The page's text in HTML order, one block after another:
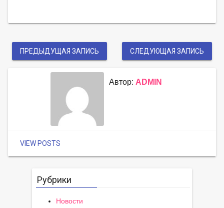
ПРЕДЫДУЩАЯ ЗАПИСЬ СЛЕДУЮЩАЯ ЗАПИСЬ
Автор: ADMIN
VIEW POSTS
Рубрики
Новости